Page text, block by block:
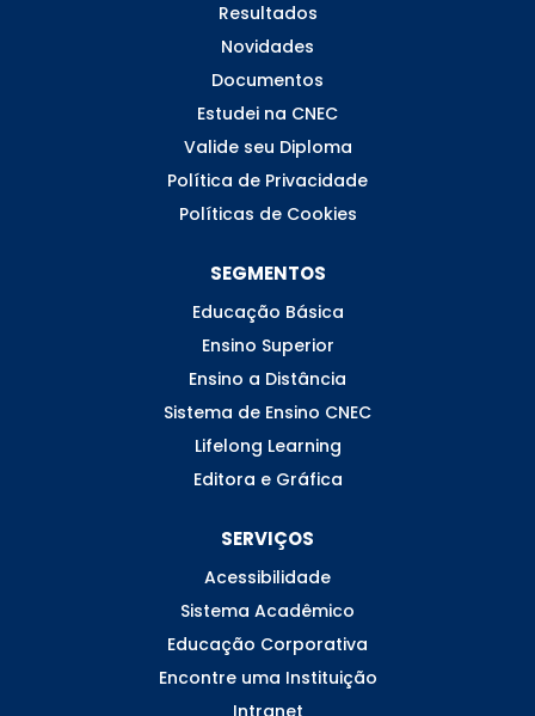
Resultados
Novidades
Documentos
Estudei na CNEC
Valide seu Diploma
Política de Privacidade
Políticas de Cookies
SEGMENTOS
Educação Básica
Ensino Superior
Ensino a Distância
Sistema de Ensino CNEC
Lifelong Learning
Editora e Gráfica
SERVIÇOS
Acessibilidade
Sistema Acadêmico
Educação Corporativa
Encontre uma Instituição